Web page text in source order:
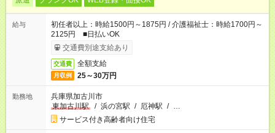
給与
初任者以上：時給1500円～1875円 / 介護福祉士：時給1700円～
2125円 ■日払いOK
交通費別途支給あり
交通費 全額支給
月収例 25～30万円
勤務地
兵庫県加古川市
東加古川駅
/ 浜の宮駅 / 厄神駅 / …
サービス付き高齢者向け住宅